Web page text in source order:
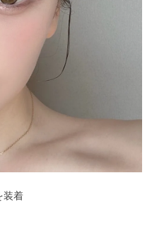
装着